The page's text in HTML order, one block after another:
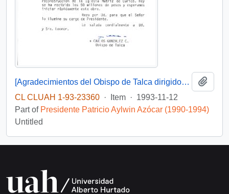
[Agradecimientos del Obispo de Talca dirigidos al Presidente Patricio Aylwin por el apoyo en la reconstrucción de la Iglesia Matriz de Curicó]
CL CLUAH 1-93-23360 · Item · 1993-11-12
Part of Presidente Patricio Aylwin Azócar (1990-1994)
Untitled